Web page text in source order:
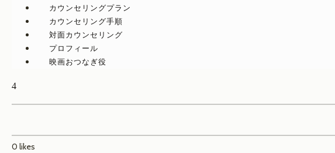
カウンセリングプラン
カウンセリング手順
対面カウンセリング
プロフィール
映画おつなぎ役
4
0 likes